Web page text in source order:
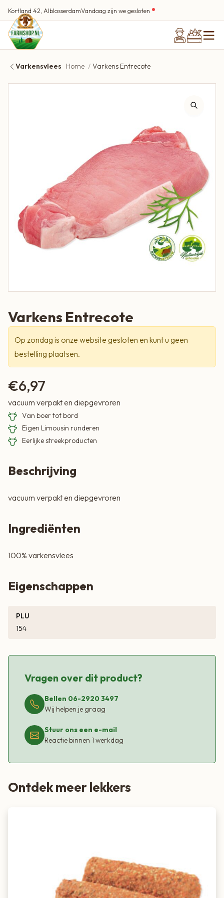
Kortland 42, AlblasserdamVandaag zijn we gesloten
Varkensvlees Home Varkens Entrecote
Varkens Entrecote
Op zondag is onze website gesloten en kunt u geen
bestelling plaatsen.
€6,97
vacuum verpakt en diepgevroren
Van boer tot bord
Eigen Limousin runderen
Eerlijke streekproducten
Beschrijving
vacuum verpakt en diepgevroren
Ingrediënten
100% varkensvlees
Eigenschappen
PLU
154
Vragen over dit product?
Bellen 06-2920 3497
Wij helpen je graag
Stuur ons een e-mail
Reactie binnen 1 werkdag
Ontdek meer lekkers